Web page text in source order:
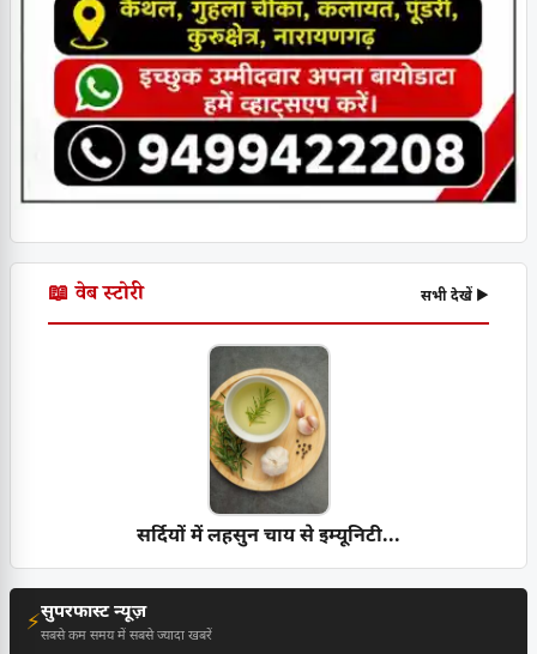
📖 वेब स्टोरी सभी देखें ▶
सर्दियों में लहसुन चाय से इम्यूनिटी...
⚡सुपरफास्ट न्यूज़
सबसे कम समय में सबसे ज्यादा खबरें